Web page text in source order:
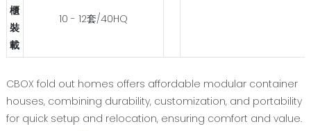
櫃
裝
載
10 - 12套/40HQ
CBOX fold out homes offers affordable modular container
houses, combining durability, customization, and portability
for quick setup and relocation, ensuring comfort and value.